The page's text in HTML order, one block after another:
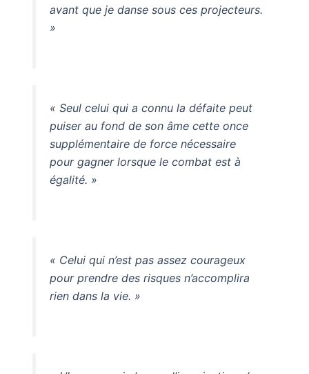
avant que je danse sous ces projecteurs.
»
« Seul celui qui a connu la défaite peut
puiser au fond de son âme cette once
supplémentaire de force nécessaire
pour gagner lorsque le combat est à
égalité. »
« Celui qui n’est pas assez courageux
pour prendre des risques n’accomplira
rien dans la vie. »